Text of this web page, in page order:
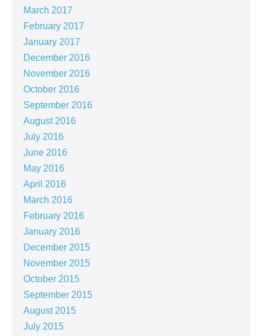
March 2017
February 2017
January 2017
December 2016
November 2016
October 2016
September 2016
August 2016
July 2016
June 2016
May 2016
April 2016
March 2016
February 2016
January 2016
December 2015
November 2015
October 2015
September 2015
August 2015
July 2015